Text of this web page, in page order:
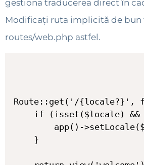
gestiona traducerea direct în
Modificați ruta implicită de bun
routes/web.php astfel.
Route::get('/{locale?}',
if (isset($locale)
app()-
    }